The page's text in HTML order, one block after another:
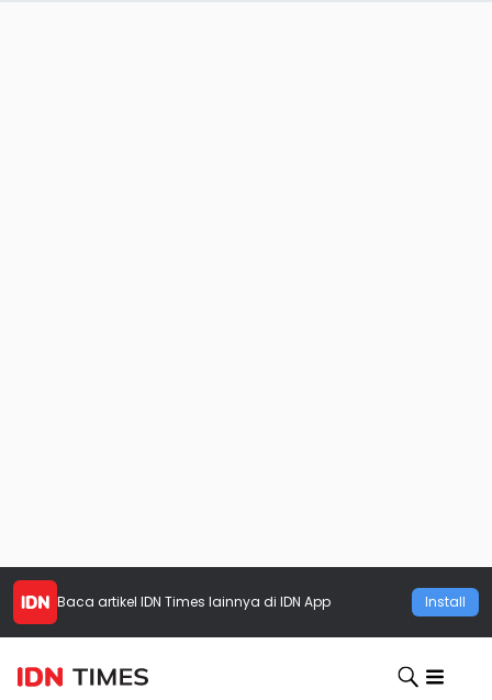
Baca artikel IDN Times lainnya di IDN App Install